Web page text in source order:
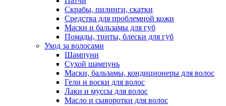
Скрабы, пилинги, скатки
Средства для проблемной кожи
Маски и бальзамы для губ
Помады, тинты, блески для губ
Уход за волосами
Шампуни
Сухой шампунь
Маски, бальзамы, кондиционеры для волос
Гели и воски для волос
Лаки и муссы для волос
Масло и сыворотки для волос